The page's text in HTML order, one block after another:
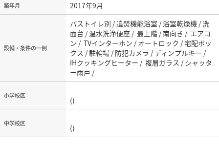
築年月 2017年9月
設備・条件の一例
バストイレ別 / 追焚機能浴室 / 浴室乾燥機 / 洗
面台 / 温水洗浄便座 / 最上階 / 南向き / エアコ
ン / TVインターホン / オートロック / 宅配ボッ
クス / 駐輪場 / 防犯カメラ / ディンプルキー /
IHクッキングヒーター / 複層ガラス / シャッタ
ー雨戸 /
小学校区 ()
中学校区 ()